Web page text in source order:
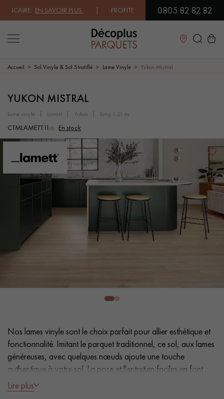
EN SAVOIR PLUS| PROFITEZ DE NOS PETITS PRIX . JE
0805 82 82 82
Fermer
LES RECHERCHES LES PLUS COURANTES
PARQUET MASSIF
SOL PLAQUÉ BOIS VERITABLES PARQUETS À MOTIFS
PARQUET EN BOIS EXOTIQUE PARQUET VERNIS
PARQUET EN BOIS BRUT
PARQUET VIEILLI PARQUET FUMÉ
Nos conseillers sont disponibles au
0805 82 82 82
Accueil Sol Vinyle & Sol Stratifié Lame Vinyle Yukon Mistral
YUKON MISTRAL
lame vinyle lamett yukon long 1.21 m
CTMLAMETT11 En stock
Nos lames vinyle sont le choix parfait pour allier esthétique et
fonctionnalité. Imitant le parquet traditionnel, ce sol, aux lames
généreuses, avec quelques nœuds ajoute une touche
authentique à votre sol. La pose et l'entretien faciles en font
une solution pratique.
Lire plus